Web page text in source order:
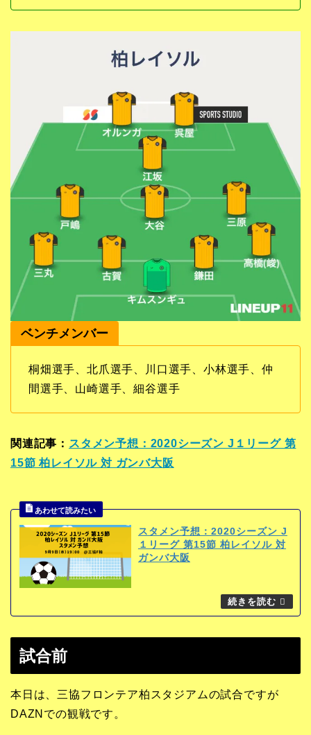
ベンチメンバー
桐畑選手、北爪選手、川口選手、小林選手、仲
間選手、山崎選手、細谷選手
関連記事： スタメン予想：2020シーズン J１リーグ 第
15節 柏レイソル 対 ガンバ大阪
スタメン予想：2020シーズン J
１リーグ 第15節 柏レイソル 対
ガンバ大阪
試合前
本日は、三協フロンテア柏スタジアムの試合ですが
DAZNでの観戦です。